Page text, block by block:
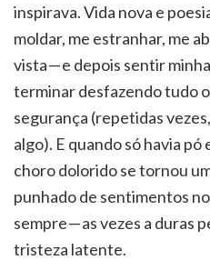
inspirava. Vida nova e
moldar, me estranhar, me
vista — e depois sentir
terminar desfazendo tudo
segurança (repetidas
algo). E quando só havia pó
choro dolorido se tornou
punhado de sentimentos
sempre — as vezes a duras
tristeza latente.